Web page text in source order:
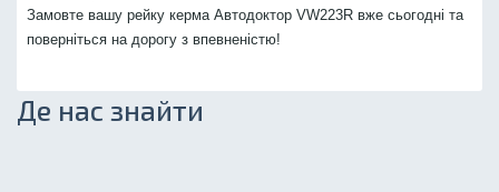
Замовте вашу рейку керма Автодоктор VW223R вже сьогодні та
поверніться на дорогу з впевненістю!
Де нас знайти